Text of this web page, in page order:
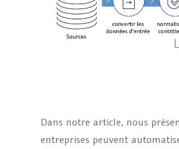
Dans notre article, nous
entreprises peuvent